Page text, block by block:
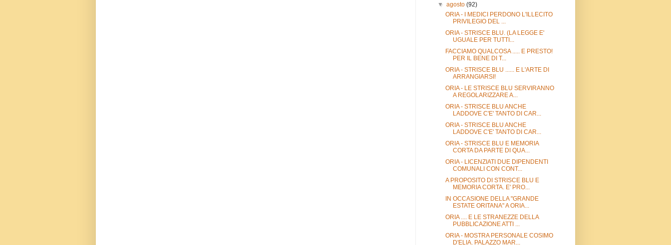
▼agosto(92)
ORIA - I MEDICI PERDONO L'ILLECITO
PRIVILEGIO DEL ...
ORIA - STRISCE BLU. (LA LEGGE E'
UGUALE PER TUTTI...
FACCIAMO QUALCOSA ..... E PRESTO!
PER IL BENE DI T...
ORIA - STRISCE BLU ...... E L'ARTE DI
ARRANGIARSI!
ORIA - LE STRISCE BLU SERVIRANNO
A REGOLARIZZARE A...
ORIA - STRISCE BLU ANCHE
LADDOVE C'E' TANTO DI CAR...
ORIA - STRISCE BLU ANCHE
LADDOVE C'E' TANTO DI CAR...
ORIA - STRISCE BLU E MEMORIA
CORTA DA PARTE DI QUA...
ORIA - LICENZIATI DUE DIPENDENTI
COMUNALI CON CONT...
A PROPOSITO DI STRISCE BLU E
MEMORIA CORTA. E' PRO...
IN OCCASIONE DELLA "GRANDE
ESTATE ORITANA" A ORIA...
ORIA .... E LE STRANEZZE DELLA
PUBBLICAZIONE ATTI ...
ORIA - MOSTRA PERSONALE COSIMO
D'ELIA. PALAZZO MAR...